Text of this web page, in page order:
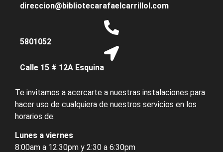
direccion@bibliotecarafaelcarrillol.com
5801052
Calle 15 # 12A Esquina
Te invitamos a acercarte a nuestras instalaciones para
hacer uso de cualquiera de nuestros servicios en los
horarios de:
Lunes a viernes
8:00am a 12:30pm y 2:30 a 6:30pm